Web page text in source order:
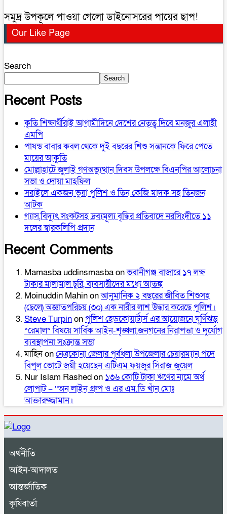
সমুদ্র উপকূলে পাওয়া গেলো ডাইনোসরের পায়ের ছাপ!
Our Like Page
Search
Search
Recent Posts
কৃতি শিক্ষার্থীরাই আগামীদিনে দেশের নেতৃত্ব দিবে মনজুর এলাহী
এমপি
পাষন্ড বাবার কবল থেকে দুই বছরের শিশু সন্তানকে ফিরে পেতে
মায়ের আকুতি
মোল্লাহাটে জুলাই গণঅভ্যুত্থান দিবস উপলক্ষে বিএনপির আলোচনা
সভা ও দোয়া মাহফিল
সরাইলে একজন ভুয়া পুলিশ ও তিন কেজি মাদক সহ তিনজন
আটক
গ্যাস,বিদ্যুৎ সংকটসহ দ্রব্যমূল্য বৃদ্ধির প্রতিবাদে নরসিংদীতে ১১
দলের স্বারকলিপি প্রদান
Recent Comments
Mamasba uddinsmasbaonভবানীগঞ্জ বাজারে ১৭ লক্ষ
টাকার মালামাল চুরি, ব্যবসায়ীদের মধ্যে আতঙ্ক
Moinuddin Mahinonআনুমানিক ২ বছরের জীবিত শিশুসহ
(ছেলে) অজ্ঞাতপরিচয় (৩০) এক নারীর লাশ উদ্ধার করেছে পুলিশ।
Steve Turpinonপুলিশ হেডকোয়ার্টার্স এর আয়োজনে ঘূর্ণিঝড়
“রেমাল” বিষয়ে সার্বিক আইন-শৃঙ্খলা,জনগনের নিরাপত্তা ও দুর্যোগ
ব্যবস্থাপনা সংক্রান্ত সভা
মাহিনonনেত্রকোনা জেলার পূর্বধলা উপজেলার চেয়ারম্যান পদে
বিপুল ভোটে জয়ী হয়েছেন এটিএম ফয়জুর সিরাজ জুয়েল
Nur Islam Rashedon ১৩৬ কোটি টাকা ঋণের নামে অর্থ
লোপাট – “অন লাইন গ্রুপ ও এর এম.ডি খাঁন মোঃ
আক্তারুজ্জামান।
অর্থনীতি
আইন-আদালত
আন্তর্জাতিক
কৃষিবার্তা